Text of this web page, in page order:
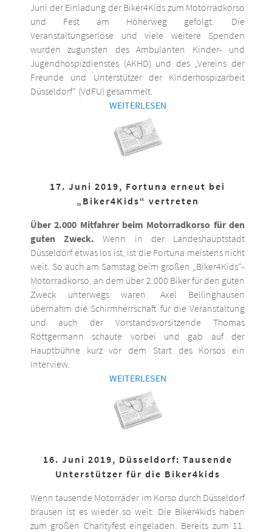
Juni der Einladung der Biker4Kids zum Motorradkorso
und Fest am Höherweg gefolgt. Die
Veranstaltungserlöse und viele weitere Spenden
wurden zugunsten des Ambulanten Kinder- und
Jugendhospizdienstes (AKHD) und des „Vereins der
Freunde und Unterstützer der Kinderhospizarbeit
Düsseldorf“ (VdFU) gesammelt.
WEITERLESEN
17. Juni 2019, Fortuna erneut bei
„Biker4Kids“ vertreten
Über 2.000 Mitfahrer beim Motorradkorso für den
guten Zweck. Wenn in der Landeshauptstadt
Düsseldorf etwas los ist, ist die Fortuna meistens nicht
weit. So auch am Samstag beim großen „Biker4Kids“-
Motorradkorso, an dem über 2.000 Biker für den guten
Zweck unterwegs waren. Axel Bellinghausen
übernahm die Schirmherrschaft für die Veranstaltung
und auch der Vorstandsvorsitzende Thomas
Röttgermann schaute vorbei und gab auf der
Hauptbühne kurz vor dem Start des Korsos ein
Interview.
WEITERLESEN
16. Juni 2019, Düsseldorf: Tausende
Unterstützer für die Biker4kids
Wenn tausende Motorräder im Korso durch Düsseldorf
brausen ist es wieder so weit: Die Biker4kids haben
zum großen Charityfest eingeladen. Bereits zum 11.